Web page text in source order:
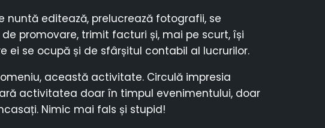
editează, prelucrează fotografii, se
promovare, trimit facturi și, mai pe scurt, își
ei se ocupă și de sfârșitul contabil al lucrurilor.
această activitate. Circulă impresia
activitatea doar în timpul evenimentului, doar
Nimic mai fals și stupid!